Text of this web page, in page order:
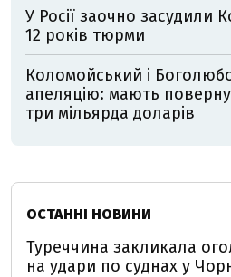
У Росії заочно засудили
12 років тюрми
Коломойський і
апеляцію: мають
три мільярда доларів
ОСТАННІ НОВИНИ
Туреччина закликала
на удари по суднах у